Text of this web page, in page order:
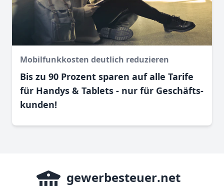
Mobilfunkkosten deutlich reduzieren
Bis zu 90 Prozent sparen auf alle Tarife
für Handys & Tablets - nur für Geschäfts­
kunden!
gewerbesteuer.net